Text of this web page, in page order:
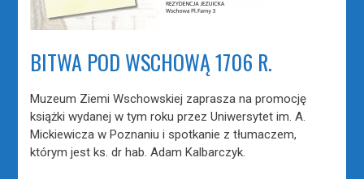
BITWA POD WSCHOWĄ 1706 R.
Muzeum Ziemi Wschowskiej zaprasza na promocję
książki wydanej w tym roku przez Uniwersytet im. A.
Mickiewicza w Poznaniu i spotkanie z tłumaczem,
którym jest ks. dr hab. Adam Kalbarczyk.